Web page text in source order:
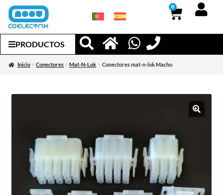
0
PRODUCTOS
Inicio Conectores Mat-N-Lok Conectores mat-n-lok Macho